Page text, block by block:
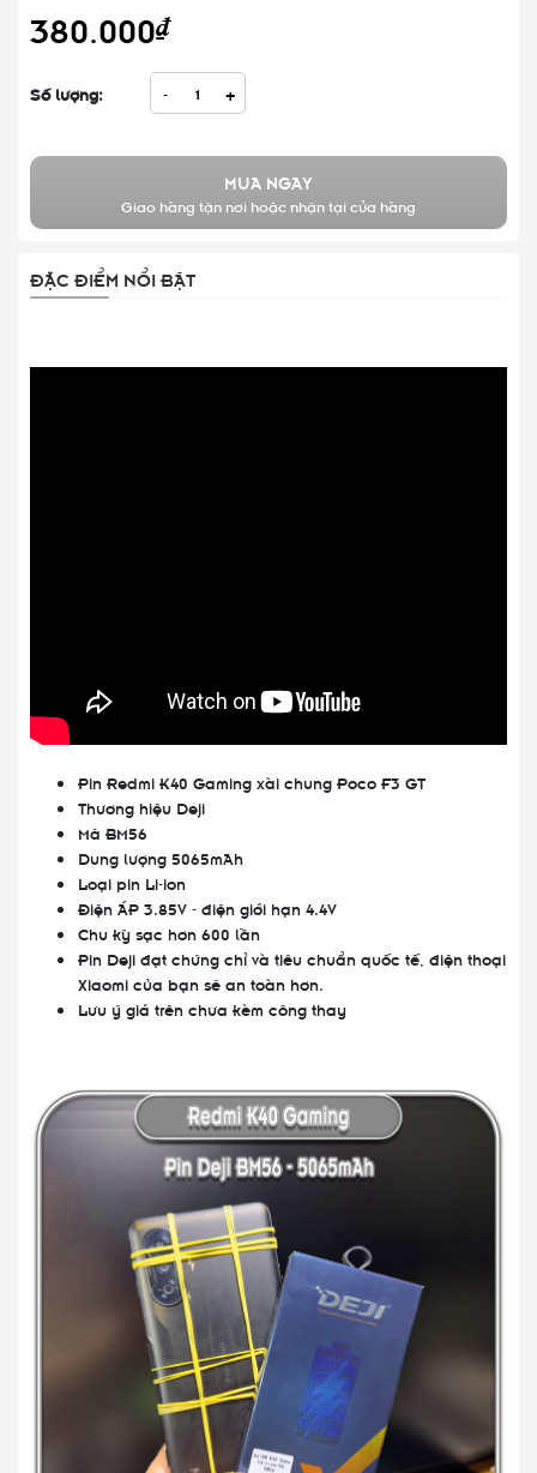
380.000₫
Số lượng: - +
MUA NGAY
Giao hàng tận nơi hoặc nhận tại cửa hàng
ĐẶC ĐIỂM NỔI BẬT
Pin Redmi K40 Gaming xài chung Poco F3 GT
Thương hiệu Deji
Mã BM56
Dung lượng 5065mAh
Loại pin Li-ion
Điện ÁP 3.85V - điện giới hạn 4.4V
Chu kỳ sạc hơn 600 lần
Pin Deji đạt chứng chỉ và tiêu chuẩn quốc tế, điện thoại
Xiaomi của bạn sẽ an toàn hơn.
Lưu ý giá trên chưa kèm công thay